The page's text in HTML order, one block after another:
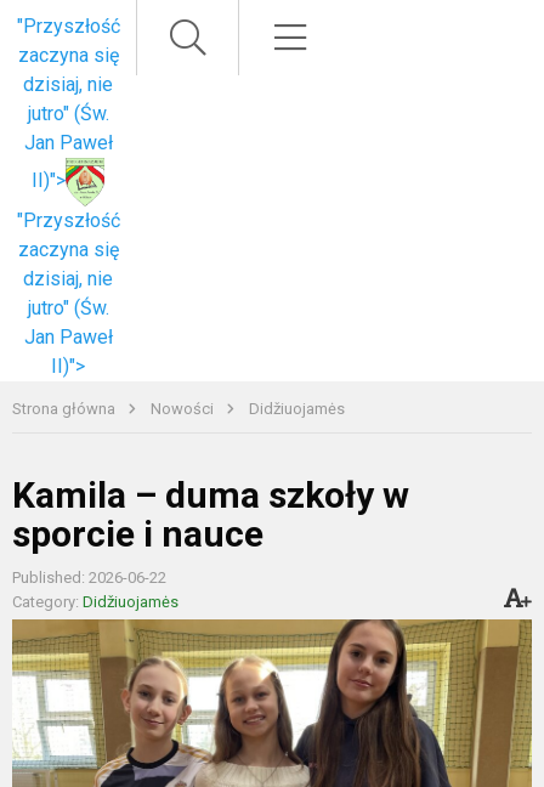
"Przyszłość
zaczyna się
dzisiaj, nie
jutro" (Św.
Jan Paweł
II)">
"Przyszłość
zaczyna się
dzisiaj, nie
jutro" (Św.
Jan Paweł
II)">
Strona główna Nowości Didžiuojamės
Kamila – duma szkoły w
sporcie i nauce
Published: 2026-06-22
Category: Didžiuojamės